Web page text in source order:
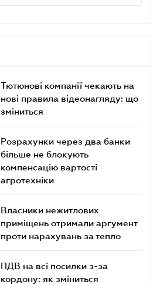
Тютюнові компанії чекають на
нові правила відеонагляду: що
зміниться
Розрахунки через два банки
більше не блокують
компенсацію вартості
агротехніки
Власники нежитлових
приміщень отримали аргумент
проти нарахувань за тепло
ПДВ на всі посилки з-за
кордону: як зміниться